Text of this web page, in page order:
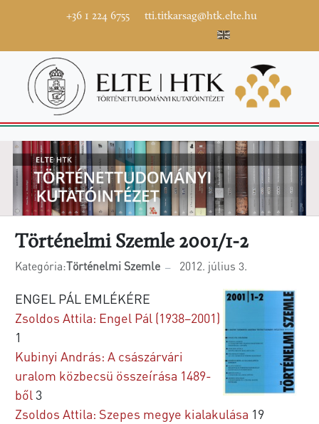
+36 1 224 6755 tti.titkarsag@htk.elte.hu
Történelmi Szemle 2001/1-2
Kategória:Történelmi Szemle 2012. július 3.
ENGEL PÁL EMLÉKÉRE
Zsoldos Attila: Engel Pál (1938–2001)
1
Kubinyi András: A császárvári
uralom közbecsü összeírása 1489-
ből 3
Zsoldos Attila: Szepes megye kialakulása 19